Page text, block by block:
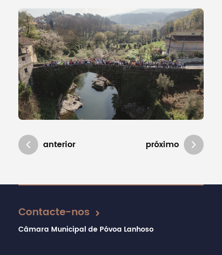
1/1
anterior próximo
Atualizado em 23/03/2026
Contacte-nos
Câmara Municipal de Póvoa Lanhoso